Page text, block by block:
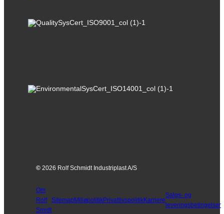
© 2026 Rolf Schmidt Industriplast A/S
Om
Rolf
Smidt
SitemapMiljøpolitikPrivatlivspolitikKarriere
Salgs- og
leveringsbetingelser